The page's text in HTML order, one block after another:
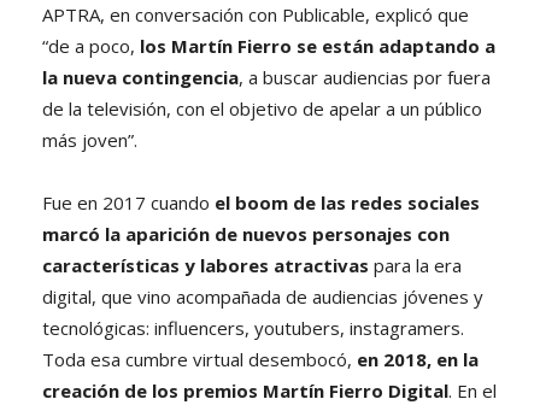
APTRA, en conversación con Publicable, explicó que
“de a poco, los Martín Fierro se están adaptando a
la nueva contingencia, a buscar audiencias por fuera
de la televisión, con el objetivo de apelar a un público
más joven”.
Fue en 2017 cuando el boom de las redes sociales
marcó la aparición de nuevos personajes con
características y labores atractivas para la era
digital, que vino acompañada de audiencias jóvenes y
tecnológicas: influencers, youtubers, instagramers.
Toda esa cumbre virtual desembocó, en 2018, en la
creación de los premios Martín Fierro Digital. En el